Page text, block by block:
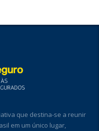
que destina-se a reunir
em um único lugar,